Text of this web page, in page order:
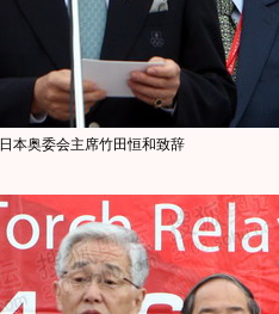
日本奥委会主席竹田恒和致辞